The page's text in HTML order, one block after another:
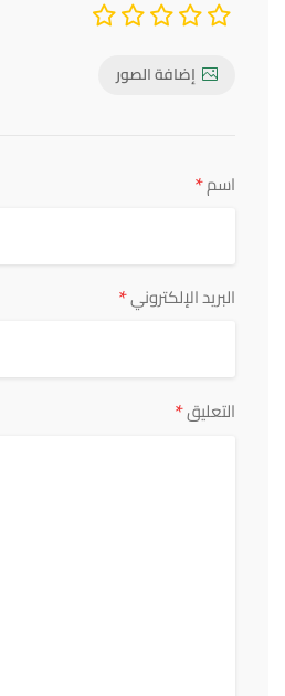
إضافة الصور
اسم*
البريد الإلكتروني*
التعليق*